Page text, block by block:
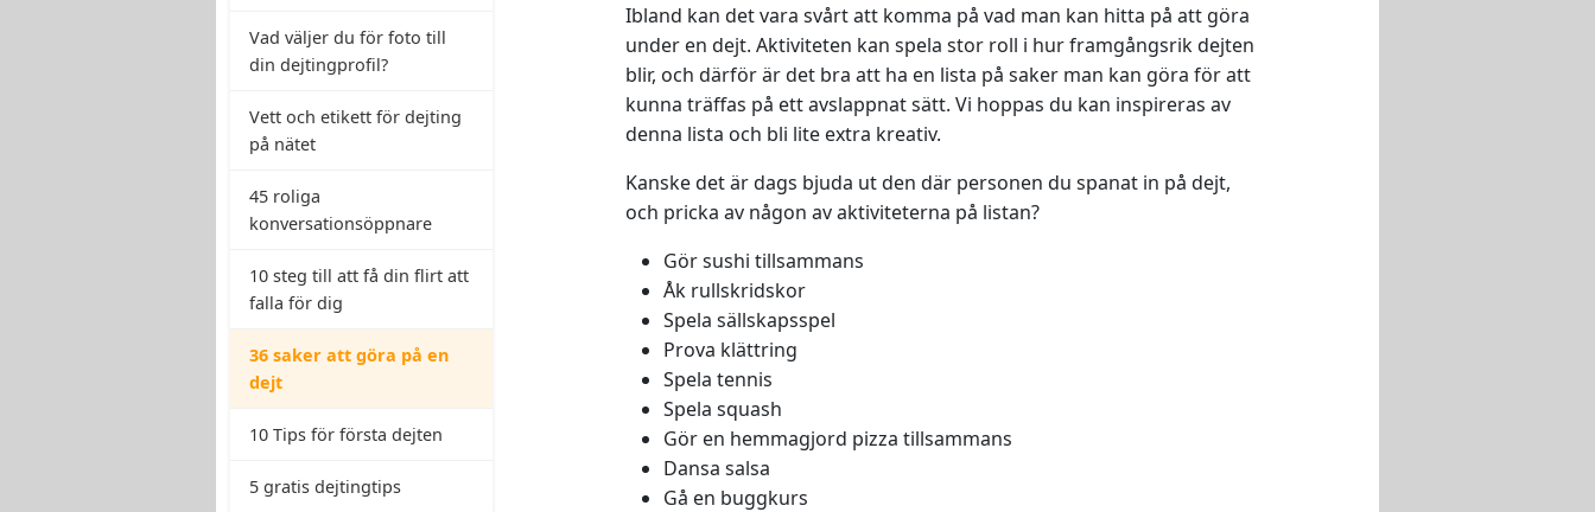
Vad väljer du för foto till
din dejtingprofil?
Vett och etikett för dejting
på nätet
45 roliga
konversationsöppnare
10 steg till att få din flirt att
falla för dig
36 saker att göra på en
dejt
10 Tips för första dejten
5 gratis dejtingtips
Ibland kan det vara svårt att komma på vad man kan hitta på att göra
under en dejt. Aktiviteten kan spela stor roll i hur framgångsrik dejten
blir, och därför är det bra att ha en lista på saker man kan göra för att
kunna träffas på ett avslappnat sätt. Vi hoppas du kan inspireras av
denna lista och bli lite extra kreativ.
Kanske det är dags bjuda ut den där personen du spanat in på dejt,
och pricka av någon av aktiviteterna på listan?
Gör sushi tillsammans
Åk rullskridskor
Spela sällskapsspel
Prova klättring
Spela tennis
Spela squash
Gör en hemmagjord pizza tillsammans
Dansa salsa
Gå en buggkurs